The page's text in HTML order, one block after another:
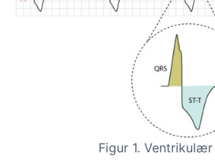
Figur 1.